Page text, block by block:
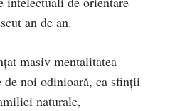
an de an.
masiv mentalitatea
de noi odinioară, ca sfinții
naturale,